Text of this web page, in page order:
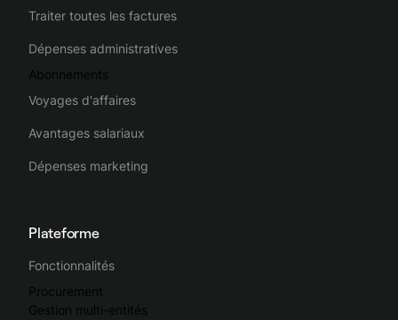
Traiter toutes les factures
Dépenses administratives
Abonnements
Voyages d'affaires
Avantages salariaux
Dépenses marketing
Plateforme
Fonctionnalités
Procurement
Gestion multi-entités